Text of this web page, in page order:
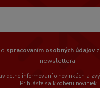
spracovaním osobných údajov
newslettera.
informovaní o novinkách a
Prihláste sa k odberu noviniek